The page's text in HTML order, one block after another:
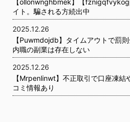
【ollonwnghbmek】【
イト。騙される方続出中
2025.12.26
【Puwmdojdb】タイムアウトで罰
内職の副業は存在しない
2025.12.26
【Mrpenlinwt】不正取引で口座凍結
コミ情報あり